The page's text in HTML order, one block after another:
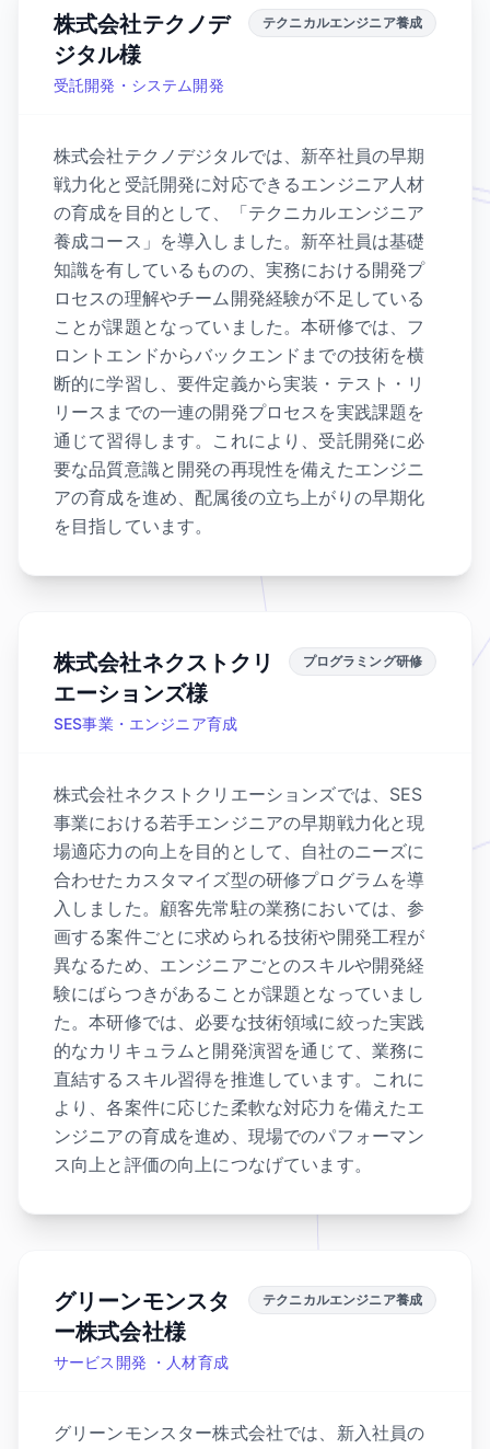
株式会社テクノデ
ジタル様
受託開発・システム開発
テクニカルエンジニア養成
株式会社テクノデジタルでは、新卒社員の早期
戦力化と受託開発に対応できるエンジニア人材
の育成を目的として、「テクニカルエンジニア
養成コース」を導入しました。新卒社員は基礎
知識を有しているものの、実務における開発プ
ロセスの理解やチーム開発経験が不足している
ことが課題となっていました。本研修では、フ
ロントエンドからバックエンドまでの技術を横
断的に学習し、要件定義から実装・テスト・リ
リースまでの一連の開発プロセスを実践課題を
通じて習得します。これにより、受託開発に必
要な品質意識と開発の再現性を備えたエンジニ
アの育成を進め、配属後の立ち上がりの早期化
を目指しています。
株式会社ネクストクリ
エーションズ様
SES事業・エンジニア育成
プログラミング研修
株式会社ネクストクリエーションズでは、SES
事業における若手エンジニアの早期戦力化と現
場適応力の向上を目的として、自社のニーズに
合わせたカスタマイズ型の研修プログラムを導
入しました。顧客先常駐の業務においては、参
画する案件ごとに求められる技術や開発工程が
異なるため、エンジニアごとのスキルや開発経
験にばらつきがあることが課題となっていまし
た。本研修では、必要な技術領域に絞った実践
的なカリキュラムと開発演習を通じて、業務に
直結するスキル習得を推進しています。これに
より、各案件に応じた柔軟な対応力を備えたエ
ンジニアの育成を進め、現場でのパフォーマン
ス向上と評価の向上につなげています。
グリーンモンスタ
ー株式会社様
サービス開発 ・人材育成
テクニカルエンジニア養成
グリーンモンスター株式会社では、新入社員の